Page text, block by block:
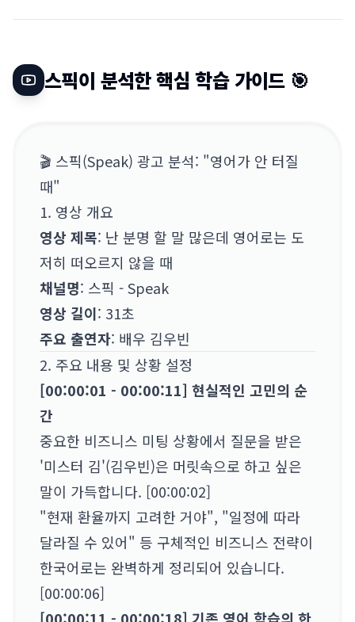
스픽이 분석한 핵심 학습 가이드 🎯
🎬 스픽(Speak) 광고 분석: "영어가 안 터질
때"
1. 영상 개요
영상 제목: 난 분명 할 말 많은데 영어로는 도
저히 떠오르지 않을 때
채널명: 스픽 - Speak
영상 길이: 31초
주요 출연자: 배우 김우빈
2. 주요 내용 및 상황 설정
[00:00:01 - 00:00:11] 현실적인 고민의 순
간
중요한 비즈니스 미팅 상황에서 질문을 받은
'미스터 김'(김우빈)은 머릿속으로 하고 싶은
말이 가득합니다. [00:00:02]
"현재 환율까지 고려한 거야", "일정에 따라
달라질 수 있어" 등 구체적인 비즈니스 전략이
한국어로는 완벽하게 정리되어 있습니다.
[00:00:06]